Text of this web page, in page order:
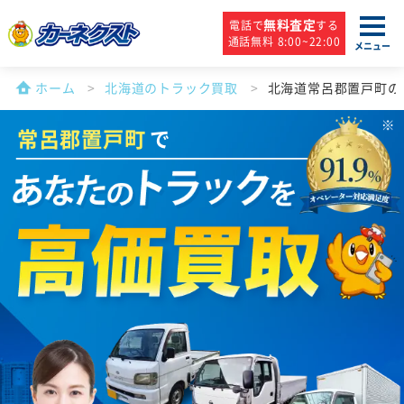
電話で無料査定する
通話無料 8:00~22:00
メニュー
ホーム 北海道のトラック買取 北海道常呂郡置戸町
常呂郡置戸町で